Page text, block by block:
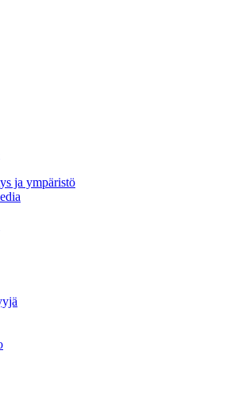
ja ympäristö